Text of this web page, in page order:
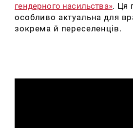
гендерного насильства». Ця
особливо актуальна для
зокрема й переселенців.